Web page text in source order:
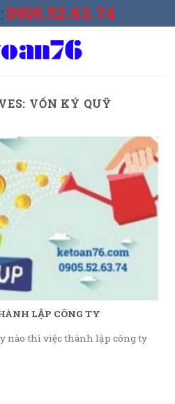
0905.52.63.74
VỐN KÝ QUỸ
LẬP CÔNG TY
nào thì việc thành lập công ty